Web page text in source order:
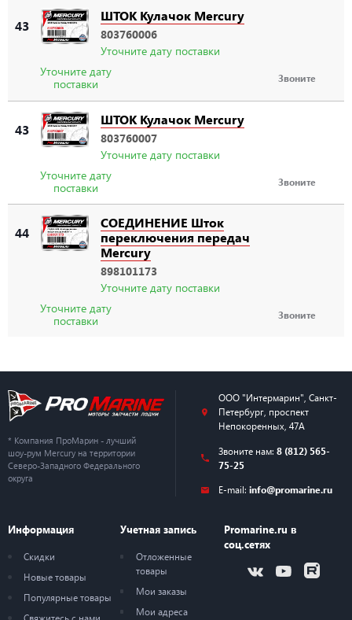
43
ШТОК Кулачок Mercury
803760006
Уточните дату поставки
Уточните дату
поставки
Звоните
43
ШТОК Кулачок Mercury
803760007
Уточните дату поставки
Уточните дату
поставки
Звоните
44
СОЕДИНЕНИЕ Шток
переключения передач
Mercury
898101173
Уточните дату поставки
Уточните дату
поставки
Звоните
* Компания ПроМарин - лучший
шоу-рум Mercury на территории
Северо-Западного Федерального
округа
ООО "Интермарин", Санкт-
Петербург, проспект
Непокоренных, 47А
Звоните нам: 8 (812) 565-
75-25
E-mail: info@promarine.ru
Информация
Скидки
Новые товары
Популярные товары
Учетная запись
Отложенные
товары
Мои заказы
Мои адреса
Promarine.ru в
соц.сетях